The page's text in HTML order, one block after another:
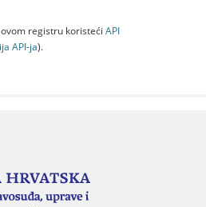
registru koristeći API
API-jа).